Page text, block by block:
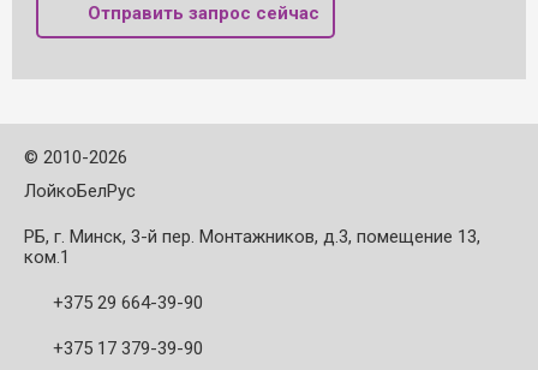
Отправить запрос сейчас
© 2010-2026
ЛойкоБелРус
РБ, г. Минск, 3-й пер. Монтажников, д.3, помещение 13,
ком.1
+375 29 664-39-90
+375 17 379-39-90